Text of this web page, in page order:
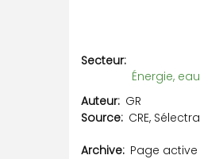
Secteur
Énergie, eau
Auteur GR
Source CRE, Sélectra
Archive Page active